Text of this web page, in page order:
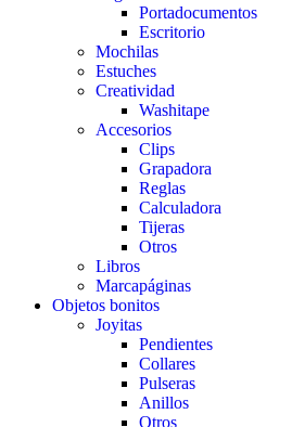
Portadocumentos
Escritorio
Mochilas
Estuches
Creatividad
Washitape
Accesorios
Clips
Grapadora
Reglas
Calculadora
Tijeras
Otros
Libros
Marcapáginas
Objetos bonitos
Joyitas
Pendientes
Collares
Pulseras
Anillos
Otros